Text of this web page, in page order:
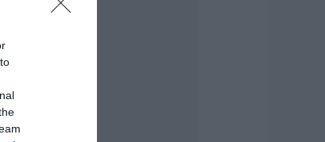
| 20:40
που
ψάρια
– Πως
το τέλειο